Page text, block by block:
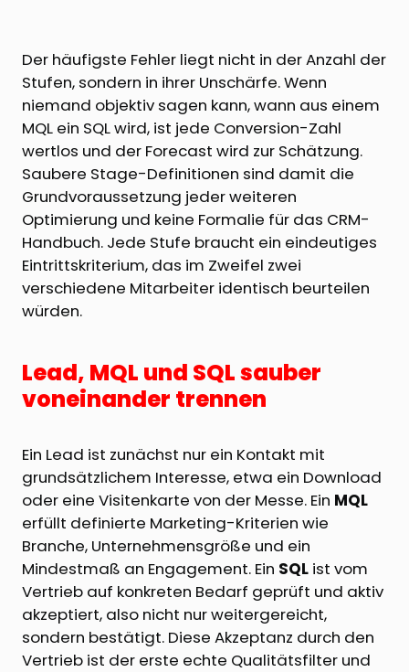
Der häufigste Fehler liegt nicht in der Anzahl der
Stufen, sondern in ihrer Unschärfe. Wenn
niemand objektiv sagen kann, wann aus einem
MQL ein SQL wird, ist jede Conversion-Zahl
wertlos und der Forecast wird zur Schätzung.
Saubere Stage-Definitionen sind damit die
Grundvoraussetzung jeder weiteren
Optimierung und keine Formalie für das CRM-
Handbuch. Jede Stufe braucht ein eindeutiges
Eintrittskriterium, das im Zweifel zwei
verschiedene Mitarbeiter identisch beurteilen
würden.
Lead, MQL und SQL sauber
voneinander trennen
Ein Lead ist zunächst nur ein Kontakt mit
grundsätzlichem Interesse, etwa ein Download
oder eine Visitenkarte von der Messe. Ein MQL
erfüllt definierte Marketing-Kriterien wie
Branche, Unternehmensgröße und ein
Mindestmaß an Engagement. Ein SQL ist vom
Vertrieb auf konkreten Bedarf geprüft und aktiv
akzeptiert, also nicht nur weitergereicht,
sondern bestätigt. Diese Akzeptanz durch den
Vertrieb ist der erste echte Qualitätsfilter und